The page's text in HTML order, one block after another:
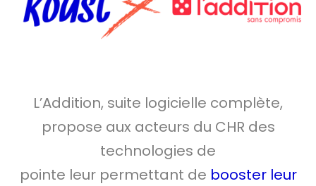
L’Addition, suite logicielle complète,
propose aux acteurs du CHR des
technologies de
pointe leur permettant de booster leur